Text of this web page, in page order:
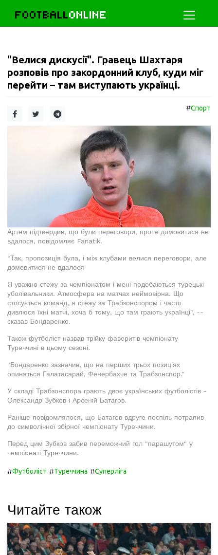
FOOTBALLONLINE
"Велися дискусії". Гравець Шахтаря
розповів про закордонний клуб, куди міг
перейти – там виступають українці.
#Спорт
Артем підтвердив, що були переговори, проте домовитися не
вдалося, повідомляє Fanatik.
"Так, пропозиція була, і між клубами велися переговори, але
домовитися не вдалося
Я уважно стежу за чемпіонатом і мені подобаються турецькі
уболівальники. Атмосфера на матчах неймовірна. Що
стосується команд, я стежу за Трабзонспором і часто
дивлюся їхні матчі, хоча б тому, що там грають українці", --
сказав Бондаренко.
Також футболіст назвав трійку фаворитів чемпіонату
Туреччині в цьому сезоні.
"Бондаренко зазначив, що на перших трьох позиціях
опиняться Галатасарай, Фенербахче та Трабзонспор."
У складі Трабзонспора грають двоє українських футболістів -
Олександр Зубков і Арсеній Батагов.
Раніше повідомлялося, що Батагов вдруге поспіль потрапив
до символічної збірної чемпіонату Туреччини.
Перед цим Зубков забив переможний гол "парашутом" у
чемпіонаті Туреччини.
#Футболіст #Туреччина #Суперліга
Читайте також